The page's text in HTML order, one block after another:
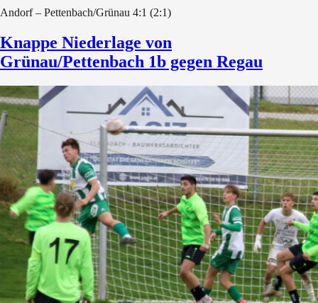
Andorf – Pettenbach/Grünau 4:1 (2:1)
Knappe Niederlage von
Grünau/Pettenbach 1b gegen Regau